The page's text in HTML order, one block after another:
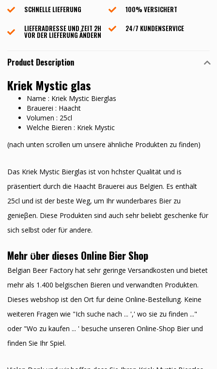
SCHNELLE LIEFERUNG
100% VERSICHERT
LIEFERADRESSE UND ZEIT 2H
VOR DER LIEFERUNG ÄNDERN
24/7 KUNDENSERVICE
Product Description
Kriek Mystic glas
Name : Kriek Mystic Bierglas
Brauerei : Haacht
Volumen : 25cl
Welche Bieren : Kriek Mystic
(nach unten scrollen um unsere ähnliche Produkten zu finden)
Das Kriek Mystic Bierglas ist von hӧchster Qualität und is
präsentiert durch die Haacht Brauerei aus Belgien. Es enthält
25cl und ist der beste Weg, um Ihr wunderbares Bier zu
genieβen. Diese Produkten sind auch sehr beliebt geschenke fϋr
sich selbst oder fϋr andere.
Mehr ϋber dieses Online Bier Shop
Belgian Beer Factory hat sehr geringe Versandkosten und bietet
mehr als 1.400 belgischen Bieren und verwandten Produkten.
Dieses webshop ist den Ort fur deine Online-Bestellung. Keine
weiteren Fragen wie "Ich suche nach ... ',' wo sie zu finden ..."
oder "Wo zu kaufen ... ' besuche unseren Online-Shop Bier und
finden Sie Ihr Spiel.